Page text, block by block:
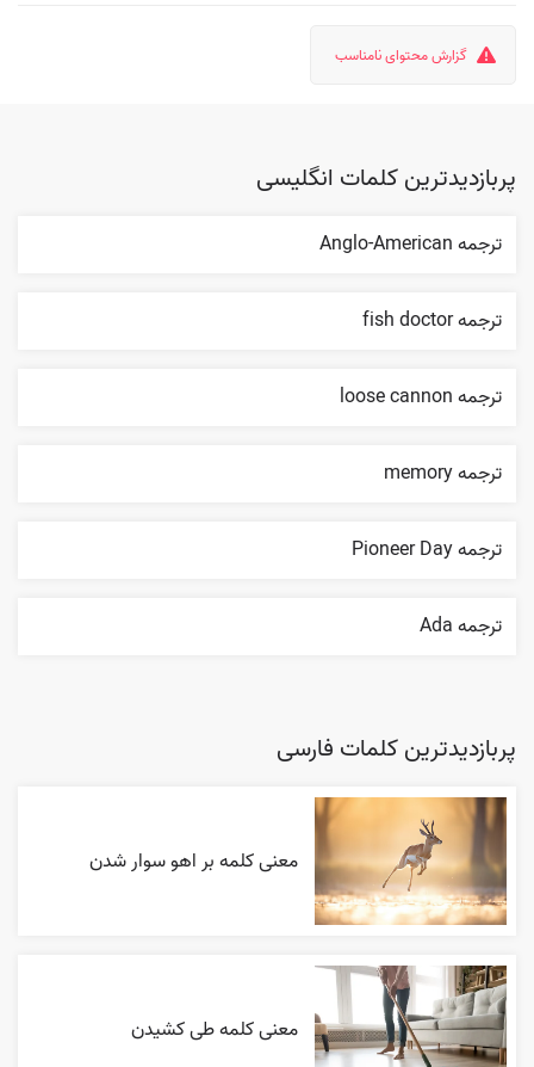
گزارش محتوای نامناسب
پربازدیدترین کلمات انگلیسی
ترجمه Anglo-American
ترجمه fish doctor
ترجمه loose cannon
ترجمه memory
ترجمه Pioneer Day
ترجمه Ada
پربازدیدترین کلمات فارسی
معنی کلمه بر اهو سوار شدن
معنی کلمه طی کشیدن